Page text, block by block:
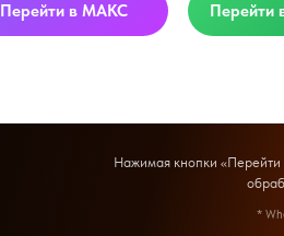
Перейти в МАКС Перейти
Нажимая кнопки «Перейти
*